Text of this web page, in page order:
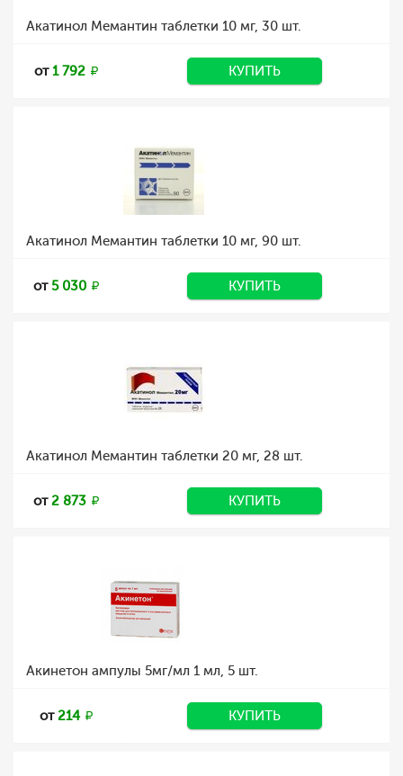
Акатинол Мемантин таблетки 10 мг, 30 шт.
от1 792 КУПИТЬ
Акатинол Мемантин таблетки 10 мг, 90 шт.
от5 030 КУПИТЬ
Акатинол Мемантин таблетки 20 мг, 28 шт.
от2 873 КУПИТЬ
Акинетон ампулы 5мг/мл 1 мл, 5 шт.
от214 КУПИТЬ